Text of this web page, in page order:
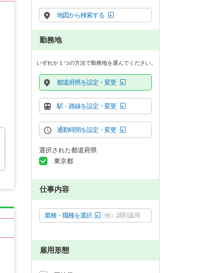
地図から検索する
勤務地
いずれか１つの方法で勤務地を選んでください。
都道府県を設定・変更
駅・路線を設定・変更
通勤時間を設定・変更
選択された都道府県
東京都
仕事内容
業種・職種を選択 例）調剤薬局
雇用形態